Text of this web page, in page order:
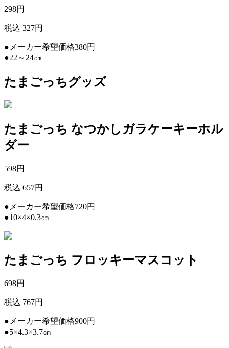
298円
税込 327円
●メーカー希望価格380円
●22～24㎝
たまごっちグッズ
たまごっち なつかしガラケーキーホル
ダー
598円
税込 657円
●メーカー希望価格720円
●10×4×0.3㎝
たまごっち フロッキーマスコット
698円
税込 767円
●メーカー希望価格900円
●5×4.3×3.7㎝